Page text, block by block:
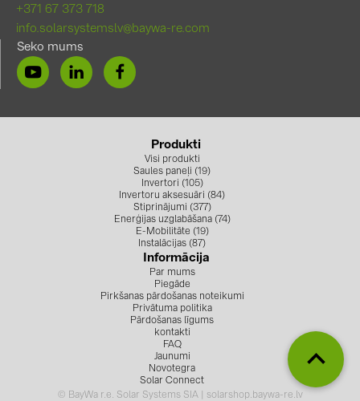
+371 67 373 718
info.solarsystemslv@baywa-re.com
Seko mums
Produkti
Visi produkti
Saules paneļi (19)
Invertori (105)
Invertoru aksesuāri (84)
Stiprinājumi (377)
Enerģijas uzglabāšana (74)
E-Mobilitāte (19)
Instalācijas (87)
Informācija
Par mums
Piegāde
Pirkšanas pārdošanas noteikumi
Privātuma politika
Pārdošanas līgums
kontakti
FAQ
Jaunumi
Novotegra
Solar Connect
© BayWa r.e. Solar Systems SIA | solarshop.baywa-re.lv